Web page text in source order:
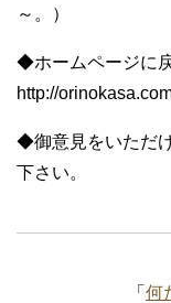
～。）
◆ホームページに
http://
◆御意見をいただ
下さい。
「 何